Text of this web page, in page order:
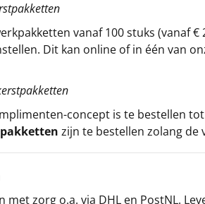
vanaf 100 stuks (vanaf
Dit kan online of in één van
-concept is te bestellen
zijn te bestellen zolang de
met zorg o.a. via DHL en PostNL.